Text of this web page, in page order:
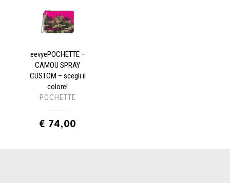
eevyePOCHETTE –
CAMOU SPRAY
CUSTOM – scegli il
colore!
POCHETTE
€ 74,00